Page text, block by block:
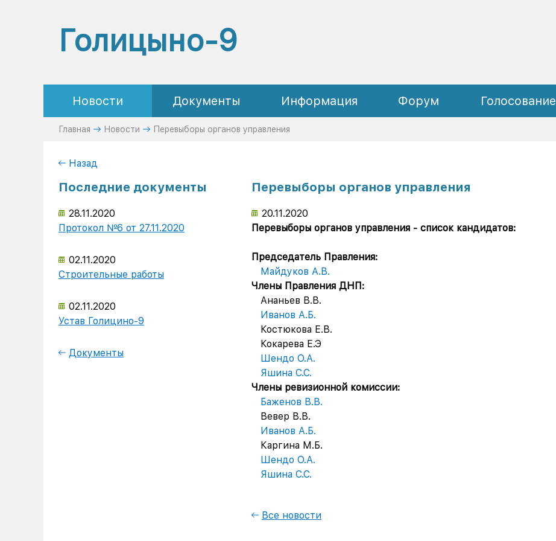
Голицыно-9
Новости Документы Информация Форум Голосование
Главная Новости Перевыборы органов управления
Назад
Последние документы
28.11.2020
Протокол №6 от 27.11.2020
02.11.2020
Строительные работы
02.11.2020
Устав Голицино-9
Документы
Перевыборы органов управления
20.11.2020
Перевыборы органов управления - список кандидатов:
Председатель Правления:
Майдуков А.В.
Члены Правления ДНП:
Ананьев В.В.
Иванов А.Б.
Костюкова Е.В.
Кокарева Е.Э
Шендо О.А.
Яшина С.С.
Члены ревизионной комиссии:
Баженов В.В.
Вевер В.В.
Иванов А.Б.
Каргина М.Б.
Шендо О.А.
Яшина С.С.
Все новости